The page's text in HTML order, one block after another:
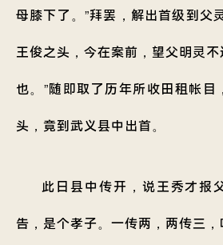
母膝下了。”拜罢，解出首级到父
王俊之头，今在案前，望父明灵
也。”随即取了历年所收田租帐
头，竟到武义县中出首。
此日县中传开，说王秀才报
告，是个孝子。一传两，两传三